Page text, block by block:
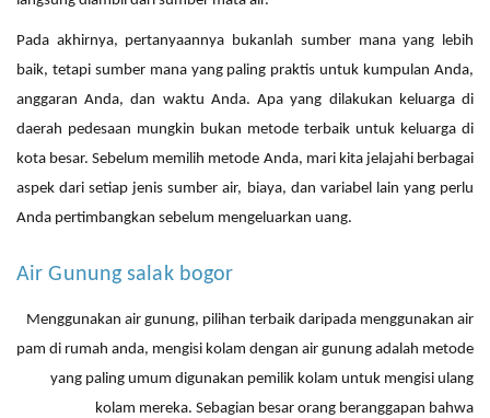
Pada akhirnya, pertanyaannya bukanlah sumber mana yang lebih
baik, tetapi sumber mana yang paling praktis untuk kumpulan Anda,
anggaran Anda, dan waktu Anda. Apa yang dilakukan keluarga di
daerah pedesaan mungkin bukan metode terbaik untuk keluarga di
kota besar. Sebelum memilih metode Anda, mari kita jelajahi berbagai
aspek dari setiap jenis sumber air, biaya, dan variabel lain yang perlu
Anda pertimbangkan sebelum mengeluarkan uang.
AirGunung salak bogor
Menggunakan air gunung, pilihan terbaik daripada menggunakan air
pam di rumah anda, mengisi kolam dengan air gunung adalah metode
yang paling umum digunakan pemilik kolam untuk mengisi ulang
kolam mereka. Sebagian besar orang beranggapan bahwa